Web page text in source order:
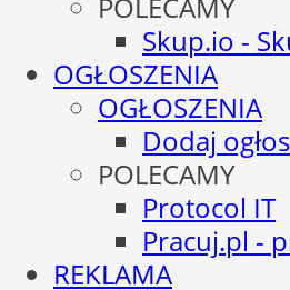
Skup.io -
OGŁOSZENIA
OGŁOSZENIA
Dodaj
POLECAMY
Protocol IT
Pracuj.pl -
REKLAMA